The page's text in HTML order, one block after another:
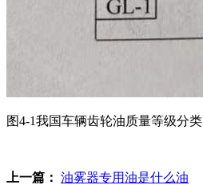
图4-1我国车辆齿轮油质量等级分类
上一篇： 油雾器专用油是什么油